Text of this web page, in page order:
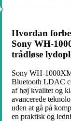
Hvordan
Sony WH-
trådløse
Sony WH-
Bluetooth LDAC
af høj kvalitet og
avancerede
uden at gå på
en praktisk og